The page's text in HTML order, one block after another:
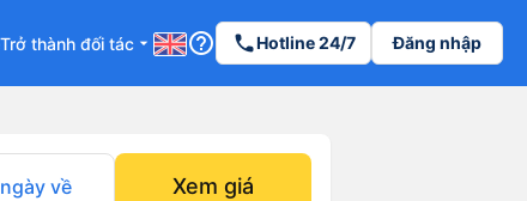
Trở thành đối tác arrow_drop_down help_outline phoneHotline 24/7 Đăng nhập
về Xem giá